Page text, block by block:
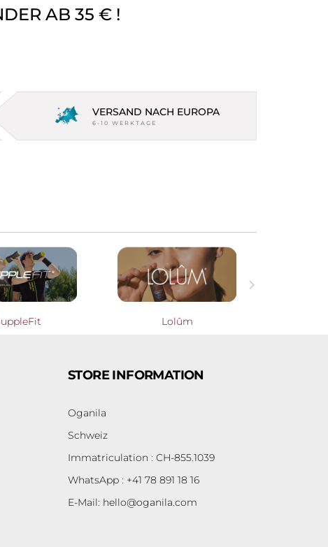
AB 35 € !
VERSAND NACH EUROPA
6-10 WERKTAGE
Lolûm

STORE INFORMATION
Oganila
Schweiz
Immatriculation : CH-855.1039
WhatsApp : +41 78 891 18 16
E-Mail: hello@oganila.com